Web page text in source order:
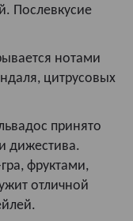
Послевкусие
нотами
цитрусовых
принято
дижестива.
фруктами,
отличной